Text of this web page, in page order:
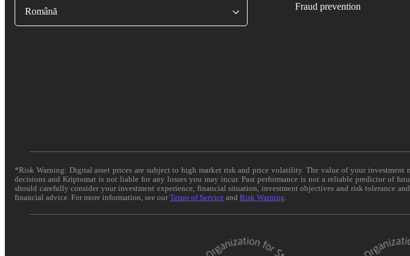
Română
Fraud prevention
*Risk Warning: Digital asset prices are subject to high market risk and price volatility. The value of your
decisions and Kriptomat is not liable for any losses you may incur. Past performance is not a reliable predictor of
should carefully consider your investment experience, financial situation, investment objectives and risk tolerance
financial advice. For more information, see ourTerms of Service and Risk Warning